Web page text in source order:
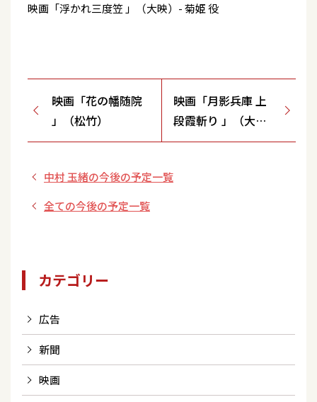
映画「浮かれ三度笠 」（大映）- 菊姫 役
映画「花の幡随院
」（松竹）
映画「月影兵庫 上
段霞斬り 」（大
映）
中村 玉緒の今後の予定一覧
全ての今後の予定一覧
カテゴリー
広告
新聞
映画